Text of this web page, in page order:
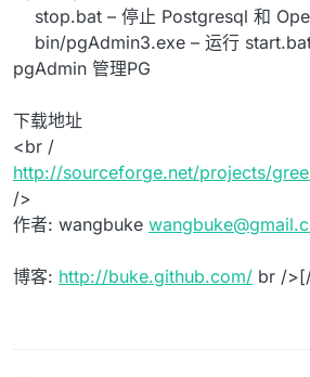
stop.bat – 停止 Postgresql 和
bin/pgAdmin3.exe – 运行
pgAdmin 管理PG
下载地址
<br /
http://sourceforge.net/projects/
/>
作者: wangbuke
博客: http://buke.github.com/ br /